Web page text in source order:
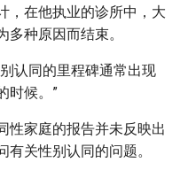
，在他执业的诊所中，大
种原因而结束。
认同的里程碑通常出现
时候。”
性家庭的报告并未反映出
关性别认同的问题。